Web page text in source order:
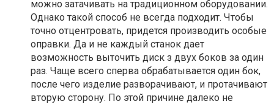
можно затачивать на традиционном оборудовании.
Однако такой способ не всегда подходит. Чтобы
точно отцентровать, придется производить особые
оправки. Да и не каждый станок дает
возможность выточить диск з двух боков за один
раз. Чаще всего сперва обрабатывается один бок,
после чего изделие разворачивают, и протачивают
вторую сторону. По этой причине далеко не